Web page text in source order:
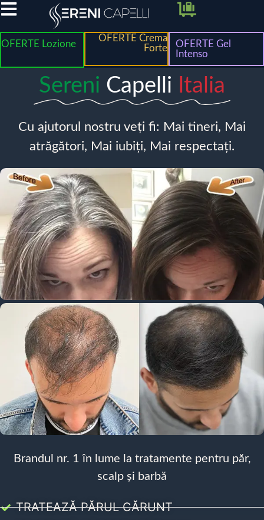
OFERTE Lozione
OFERTE Crema
Forte
OFERTE Gel
Intenso
Sereni Capelli Italia
Cu ajutorul nostru veți fi: Mai tineri, Mai
atrăgători, Mai iubiți, Mai respectați.
Brandul nr. 1 în lume la tratamente pentru păr,
scalp și barbă
TRATEAZĂ PĂRUL CĂRUNT